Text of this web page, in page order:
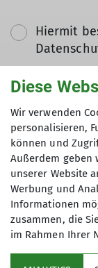
Hiermit
Hiermit
meine in
Daten
der
genutzt
meine
kann. *
Mit (*)
sind
Diese
Wir verwenden
personalisieren,
können und
Außerdem geben
unserer Website
Werbung und
Informationen
zusammen, die
im Rahmen Ihrer